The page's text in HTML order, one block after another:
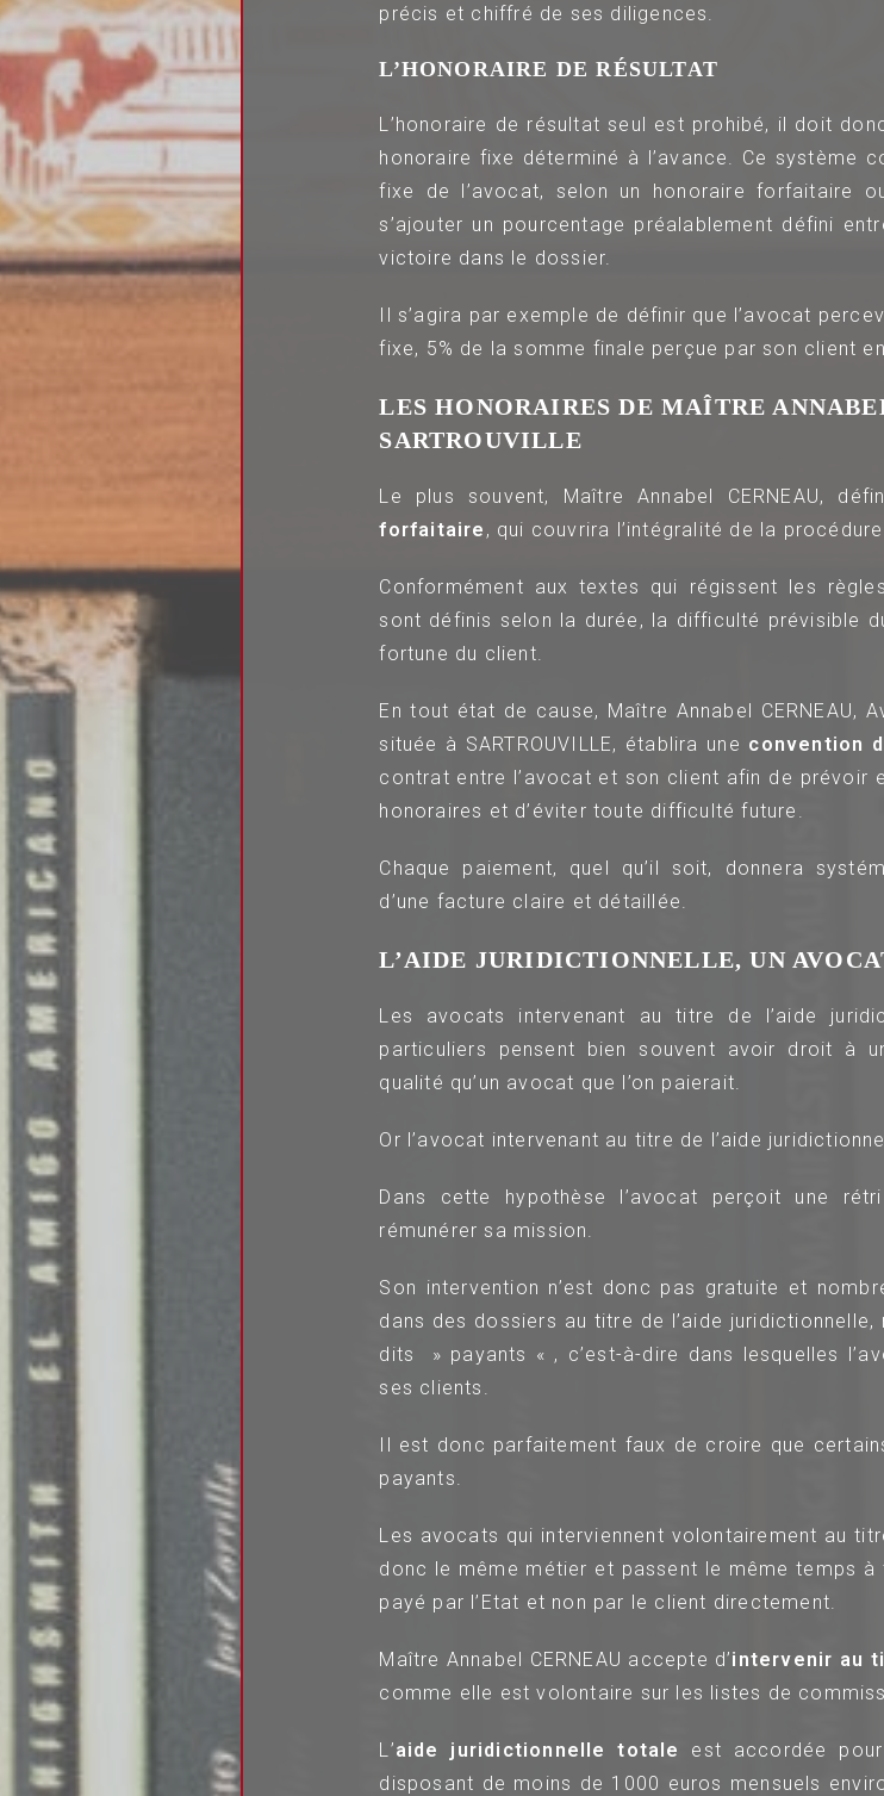
précis et chiffré de ses diligences.
L’HONORAIRE DE RÉSULTAT
L’honoraire de résultat seul est prohibé, il doit
honoraire fixe déterminé à l’avance. Ce système
fixe de l’avocat, selon un honoraire forfaitaire
s’ajouter un pourcentage préalablement défini
victoire dans le dossier.
Il s’agira par exemple de définir que l’avocat
fixe, 5% de la somme finale perçue par son client
LES HONORAIRES DE MAÎTRE
SARTROUVILLE
Le plus souvent, Maître Annabel CERNEAU,
forfaitaire , qui couvrira l’intégralité de la
Conformément aux textes qui régissent les
sont définis selon la durée, la difficulté prévisible
fortune du client.
En tout état de cause, Maître Annabel CERNEAU,
située à SARTROUVILLE, établira une convention
contrat entre l’avocat et son client afin de prévoir
honoraires et d’éviter toute difficulté future.
Chaque paiement, quel qu’il soit, donnera
d’une facture claire et détaillée.
L’AIDE JURIDICTIONNELLE, UN
Les avocats intervenant au titre de l’aide
particuliers pensent bien souvent avoir droit à
qualité qu’un avocat que l’on paierait.
Or l’avocat intervenant au titre de l’aide
Dans cette hypothèse l’avocat perçoit une
rémunérer sa mission.
Son intervention n’est donc pas gratuite et
dans des dossiers au titre de l’aide
dits » payants « , c’est-à-dire dans lesquelles
ses clients.
Il est donc parfaitement faux de croire que
payants.
Les avocats qui interviennent volontairement au
donc le même métier et passent le même temps
payé par l’Etat et non par le client directement.
Maître Annabel CERNEAU accepte d’intervenir au
comme elle est volontaire sur les listes de
L’aide juridictionnelle totale
est accordée
disposant de moins de 1000 euros mensuels